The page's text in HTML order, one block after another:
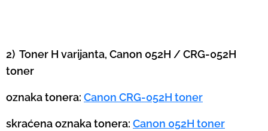
2) Toner H varijanta, Canon 052H / CRG-052H
toner
oznaka tonera: Canon CRG-052H toner
skraćena oznaka tonera: Canon 052H toner